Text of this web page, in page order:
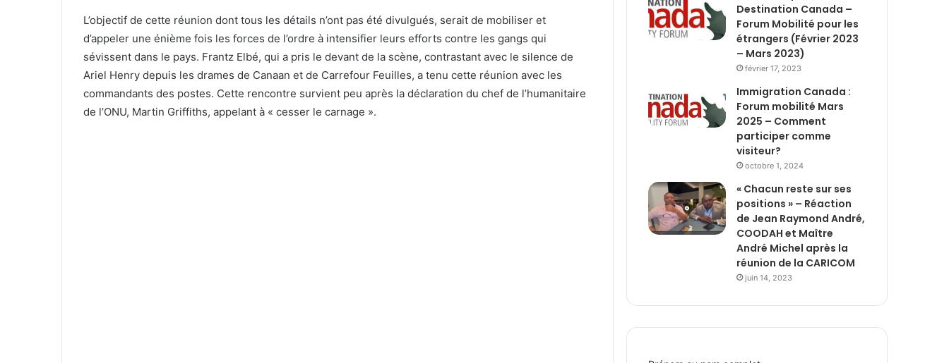
L’objectif de cette réunion dont tous les détails n’ont pas été divulgués, serait de mobiliser et
d’appeler une énième fois les forces de l’ordre à intensifier leurs efforts contre les gangs qui
sévissent dans le pays. Frantz Elbé, qui a pris le devant de la scène, contrastant avec le silence de
Ariel Henry depuis les drames de Canaan et de Carrefour Feuilles, a tenu cette réunion avec les
commandants des postes. Cette rencontre survient peu après la déclaration du chef de l’humanitaire
de l’ONU, Martin Griffiths, appelant à « cesser le carnage ».
Destination Canada –
Forum Mobilité pour les
étrangers (Février 2023
– Mars 2023)
février 17, 2023
Immigration Canada :
Forum mobilité Mars
2025 – Comment
participer comme
visiteur?
octobre 1, 2024
« Chacun reste sur ses
positions » – Réaction
de Jean Raymond André,
COODAH et Maître
André Michel après la
réunion de la CARICOM
juin 14, 2023